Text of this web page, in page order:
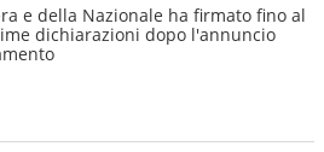
e della Nazionale ha firmato fino al
dichiarazioni dopo l'annuncio